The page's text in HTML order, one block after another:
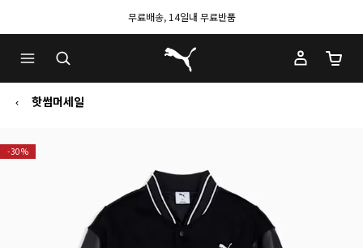
무료배송, 14일내 무료반품
푸마 홈
장바
핫썸머세일
-30%